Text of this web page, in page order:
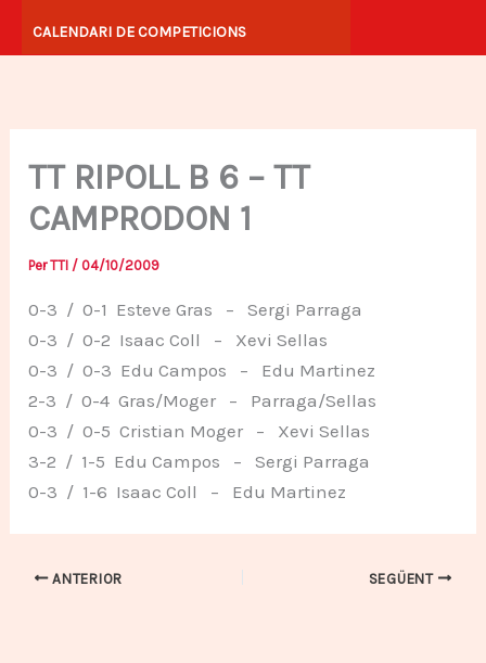
CALENDARI DE COMPETICIONS
TT RIPOLL B 6 – TT
CAMPRODON 1
Per TTI / 04/10/2009
0-3 / 0-1 Esteve Gras – Sergi Parraga
0-3 / 0-2 Isaac Coll – Xevi Sellas
0-3 / 0-3 Edu Campos – Edu Martinez
2-3 / 0-4 Gras/Moger – Parraga/Sellas
0-3 / 0-5 Cristian Moger – Xevi Sellas
3-2 / 1-5 Edu Campos – Sergi Parraga
0-3 / 1-6 Isaac Coll – Edu Martinez
ANTERIOR SEGÜENT